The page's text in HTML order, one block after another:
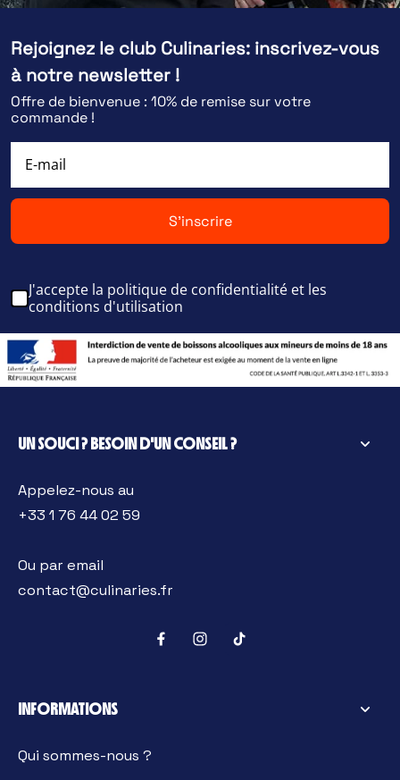
Rejoignez le club Culinaries: inscrivez-vous
à notre newsletter !
Offre de bienvenue : 10% de remise sur votre
commande !
S'inscrire
J'accepte la politique de confidentialité et les
conditions d'utilisation
UN SOUCI ? BESOIN D'UN CONSEIL ?
Appelez-nous au
+33 1 76 44 02 59
Ou par email
contact@culinaries.fr
INFORMATIONS
Qui sommes-nous ?